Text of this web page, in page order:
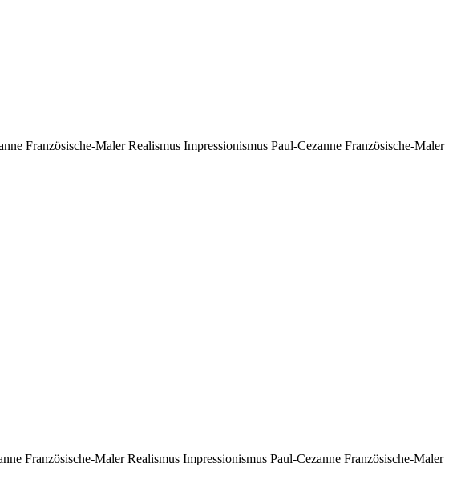
Französische-Maler Realismus Impressionismus Paul-Cezanne Französische-Maler
Französische-Maler Realismus Impressionismus Paul-Cezanne Französische-Maler